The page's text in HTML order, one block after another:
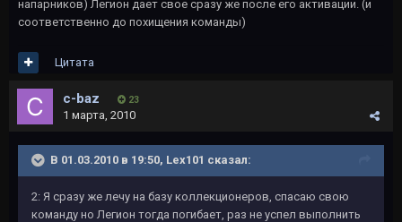
напарников) Легион дает свое сразу же после его активации. (и
соответственно до похищения команды)
Цитата
c-baz 23
1 марта, 2010
В 01.03.2010 в 19:50, Lex101 сказал:
2: Я сразу же лечу на базу коллекционеров, спасаю свою
команду но Легион тогда погибает, раз не успел выполнить